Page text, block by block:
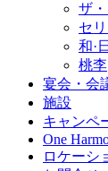
ザ
セ
和·
桃李
宴会・会
施設
キャンペ
One
ロケーシ